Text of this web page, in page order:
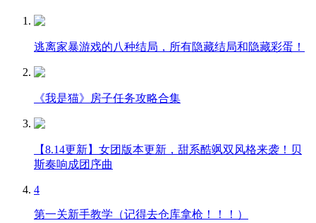
逃离家暴游戏的八种结局，所有隐藏结局和隐藏彩蛋！
《我是猫》房子任务攻略合集
【8.14更新】女团版本更新，甜系酷飒双风格来袭！贝
斯奏响成团序曲
4
第一关新手教学（记得去仓库拿枪！！！）